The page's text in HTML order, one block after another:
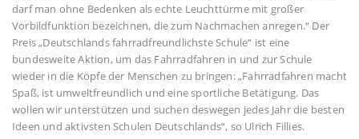
darf man ohne Bedenken als echte Leuchttürme mit großer
Vorbildfunktion bezeichnen, die zum Nachmachen anregen.“ Der
Preis „Deutschlands fahrradfreundlichste Schule“ ist eine
bundesweite Aktion, um das Fahrradfahren in und zur Schule
wieder in die Köpfe der Menschen zu bringen: „Fahrradfahren macht
Spaß, ist umweltfreundlich und eine sportliche Betätigung. Das
wollen wir unterstützen und suchen deswegen jedes Jahr die besten
Ideen und aktivsten Schulen Deutschlands“, so Ulrich Fillies.